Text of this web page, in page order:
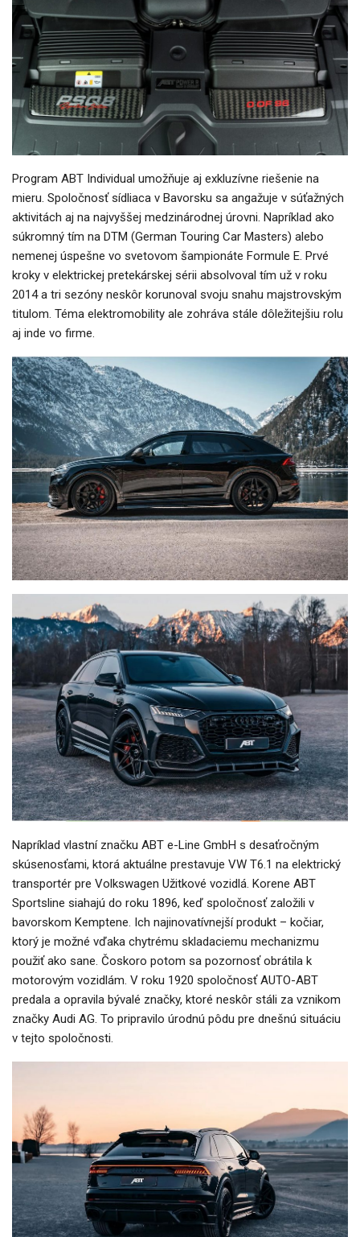
Program ABT Individual umožňuje aj exkluzívne riešenie na
mieru. Spoločnosť sídliaca v Bavorsku sa angažuje v súťažných
aktivitách aj na najvyššej medzinárodnej úrovni. Napríklad ako
súkromný tím na DTM (German Touring Car Masters) alebo
nemenej úspešne vo svetovom šampionáte Formule E. Prvé
kroky v elektrickej pretekárskej sérii absolvoval tím už v roku
2014 a tri sezóny neskôr korunoval svoju snahu majstrovským
titulom. Téma elektromobility ale zohráva stále dôležitejšiu rolu
aj inde vo firme.
Napríklad vlastní značku ABT e-Line GmbH s desaťročným
skúsenosťami, ktorá aktuálne prestavuje VW T6.1 na elektrický
transportér pre Volkswagen Užitkové vozidlá. Korene ABT
Sportsline siahajú do roku 1896, keď spoločnosť založili v
bavorskom Kemptene. Ich najinovatívnejší produkt – kočiar,
ktorý je možné vďaka chytrému skladaciemu mechanizmu
použiť ako sane. Čoskoro potom sa pozornosť obrátila k
motorovým vozidlám. V roku 1920 spoločnosť AUTO-ABT
predala a opravila bývalé značky, ktoré neskôr stáli za vznikom
značky Audi AG. To pripravilo úrodnú pôdu pre dnešnú situáciu
v tejto spoločnosti.